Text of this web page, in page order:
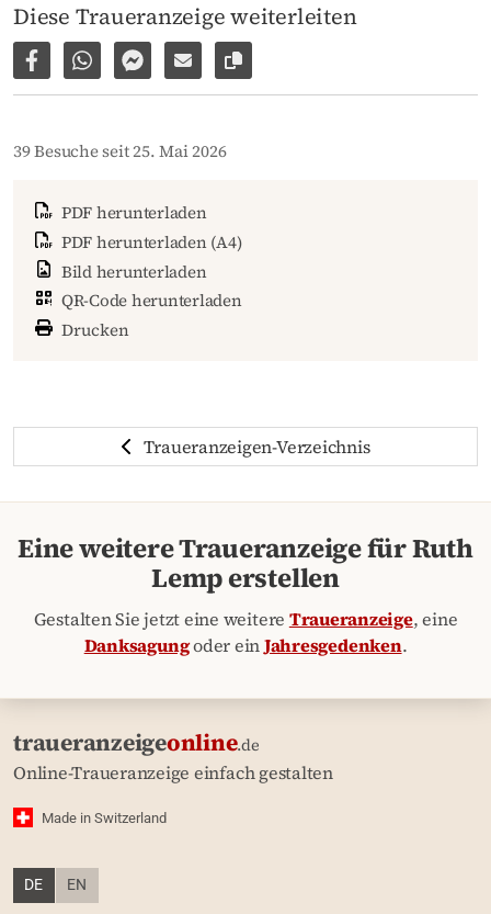
Diese Traueranzeige weiterleiten
Auf Facebook teilen
Per WhatsApp weiterleiten
Per Facebook Messenger weiterleiten
Per E-Mail versenden
Link zur Seite kopieren
39 Besuche seit 25. Mai 2026
PDF herunterladen
PDF herunterladen (A4)
Bild herunterladen
QR-Code herunterladen
Drucken
Traueranzeigen-Verzeichnis
Eine weitere Traueranzeige für Ruth
Lemp erstellen
Gestalten Sie jetzt eine weitere Traueranzeige, eine
Danksagungoder einJahresgedenken.
traueranzeigeonline.de
Online-Traueranzeige einfach gestalten
Made in Switzerland
DE EN